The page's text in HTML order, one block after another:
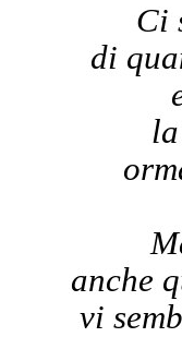
Ci
di
anche
vi